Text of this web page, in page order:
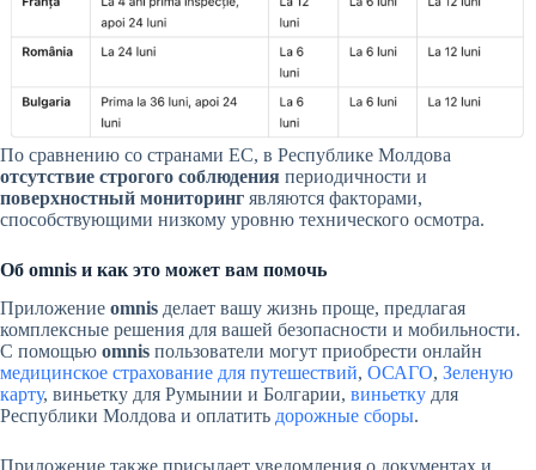
По сравнению со странами ЕС, в Республике Молдова
отсутствие строгого соблюдения периодичности и
поверхностный мониторинг являются факторами,
способствующими низкому уровню технического осмотра.
Об omnis и как это может вам помочь
Приложение omnis делает вашу жизнь проще, предлагая
комплексные решения для вашей безопасности и мобильности.
С помощью omnis пользователи могут приобрести онлайн
медицинское страхование для путешествий, ОСАГО, Зеленую
карту, виньетку для Румынии и Болгарии, виньетку для
Республики Молдова и оплатить дорожные сборы.